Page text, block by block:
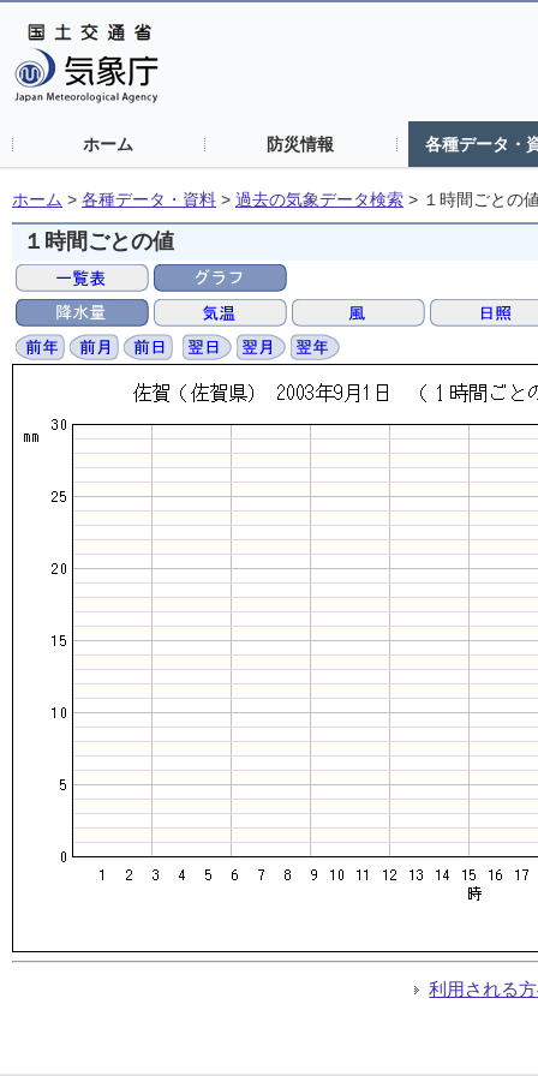
ホーム 防災情報 各種データ・
ホーム > 各種データ・資料 > 過去の気象データ検索 > １時間ごとの
１時間ごとの値
利用される